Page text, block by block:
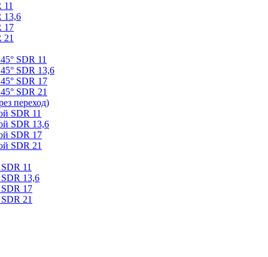
13,6
17
21
SDR 11
SDR 13,6
SDR 17
SDR 21
переход)
SDR 11
SDR 13,6
SDR 17
SDR 21
11
13,6
17
21